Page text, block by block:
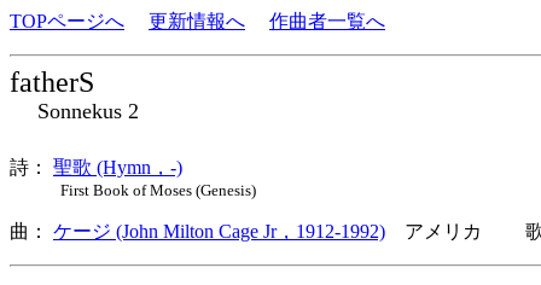
TOPページへ 更新情報へ 作曲者一覧へ
fatherS
Sonnekus 2
詩： 聖歌 (Hymn，-)
First Book of Moses (Genesis)
曲： ケージ (John Milton Cage Jr，1912-1992) アメリカ 歌